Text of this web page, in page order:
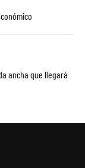
ancha que llegará